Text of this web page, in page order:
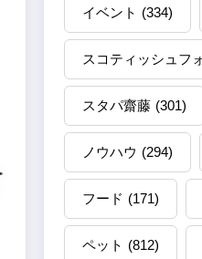
イベント (334)
スコティッシュフ
スタパ齋藤 (301)
ノウハウ (294)
フード (171)
ペット (812)